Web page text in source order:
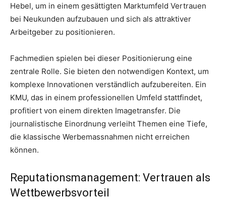
Hebel, um in einem gesättigten Marktumfeld Vertrauen
bei Neukunden aufzubauen und sich als attraktiver
Arbeitgeber zu positionieren.
Fachmedien spielen bei dieser Positionierung eine
zentrale Rolle. Sie bieten den notwendigen Kontext, um
komplexe Innovationen verständlich aufzubereiten. Ein
KMU, das in einem professionellen Umfeld stattfindet,
profitiert von einem direkten Imagetransfer. Die
journalistische Einordnung verleiht Themen eine Tiefe,
die klassische Werbemassnahmen nicht erreichen
können.
Reputationsmanagement: Vertrauen als
Wettbewerbsvorteil